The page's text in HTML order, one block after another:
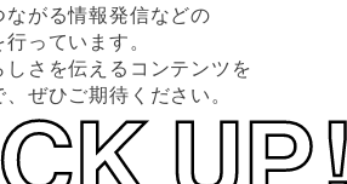
がる情報発信などの
っています。
さを伝えるコンテンツを
ぜひご期待ください。